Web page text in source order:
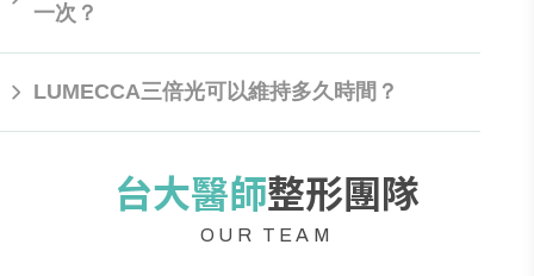
一次？
多數人施作1-2次LUMECCA三倍光療程，就可改善紅斑、棕
斑、血管病變、膚色不均、毛孔粗大等肌膚問題。經醫師評
估後連續施作4-6次，可達到更明顯的效果。每次建議間隔3-
治療次數也會不同。
LUMECCA三倍光可以維持多久時間？
光療程，避免臉部出現紅斑、棕斑、毛孔粗大等問題，透過
定期保養肌膚，來減緩老化現象。
台大醫師整形團隊
OUR TEAM